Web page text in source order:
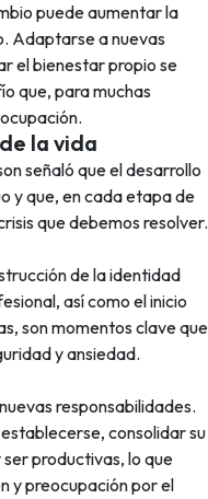
puede aumentar la
Adaptarse a nuevas
el bienestar propio se
que, para muchas
la vida
señaló que el desarrollo
y que, en cada etapa de
que debemos resolver.
de la identidad
así como el inicio
son momentos clave que
y ansiedad.
responsabilidades.
consolidar su
productivas, lo que
y preocupación por el